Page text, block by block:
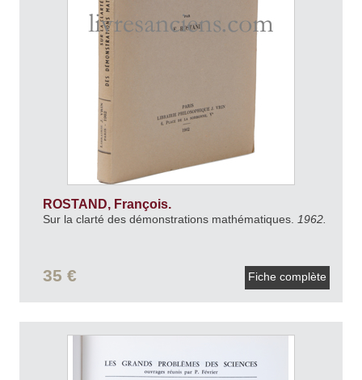
ROSTAND, François.
Sur la clarté des démonstrations mathématiques. 1962.
35 € Fiche complète